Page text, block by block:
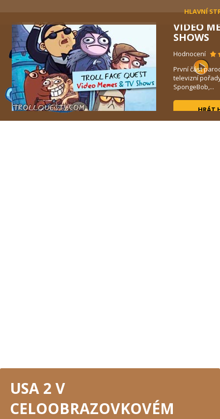
HLAVNÍ
VIDEO
SHOWS
Hodnocení
První část
televizní
SpongeBob,...
HRÁT
USA 2 V
CELOOBRAZOVKOVÉM